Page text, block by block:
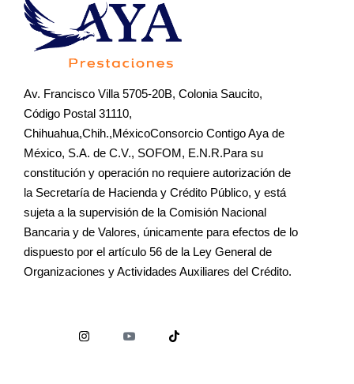
Av. Francisco Villa 5705-20B, Colonia Saucito,
Código Postal 31110,
Chihuahua,Chih.,MéxicoConsorcio Contigo Aya de
México, S.A. de C.V., SOFOM, E.N.R.Para su
constitución y operación no requiere autorización de
la Secretaría de Hacienda y Crédito Público, y está
sujeta a la supervisión de la Comisión Nacional
Bancaria y de Valores, únicamente para efectos de lo
dispuesto por el artículo 56 de la Ley General de
Organizaciones y Actividades Auxiliares del Crédito.